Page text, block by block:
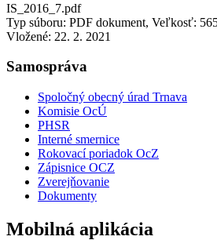
IS_2016_7.pdf
Typ súboru: PDF dokument, Veľkosť:
Vložené: 22. 2. 2021
Samospráva
Spoločný obecný úrad Trnava
Komisie OcÚ
PHSR
Interné smernice
Rokovací poriadok OcZ
Zápisnice OCZ
Zverejňovanie
Dokumenty
Mobilná aplikácia